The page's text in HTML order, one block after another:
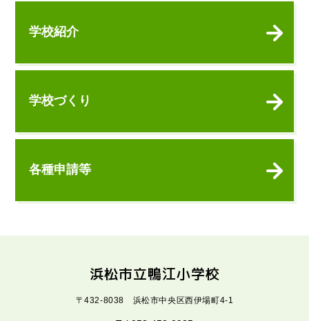
学校紹介
学校づくり
各種申請等
浜松市立鴨江小学校
〒432-8038 浜松市中央区西伊場町4-1